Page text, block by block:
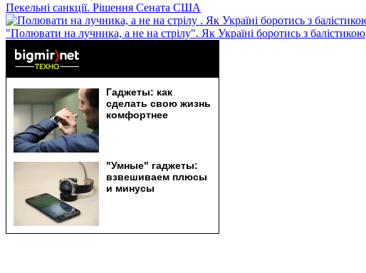
Пекельні санкції. Рішення Сената США
"Полювати на лучника, а не на стрілу". Як Україні боротись з балістикою